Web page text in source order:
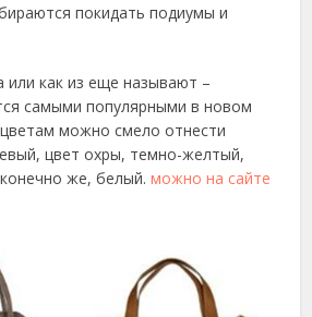
покидать подиумы и
или как из еще называют –
самыми популярными в новом
можно смело отнести
цвет охры, темно-желтый,
же, белый.можно на сайте